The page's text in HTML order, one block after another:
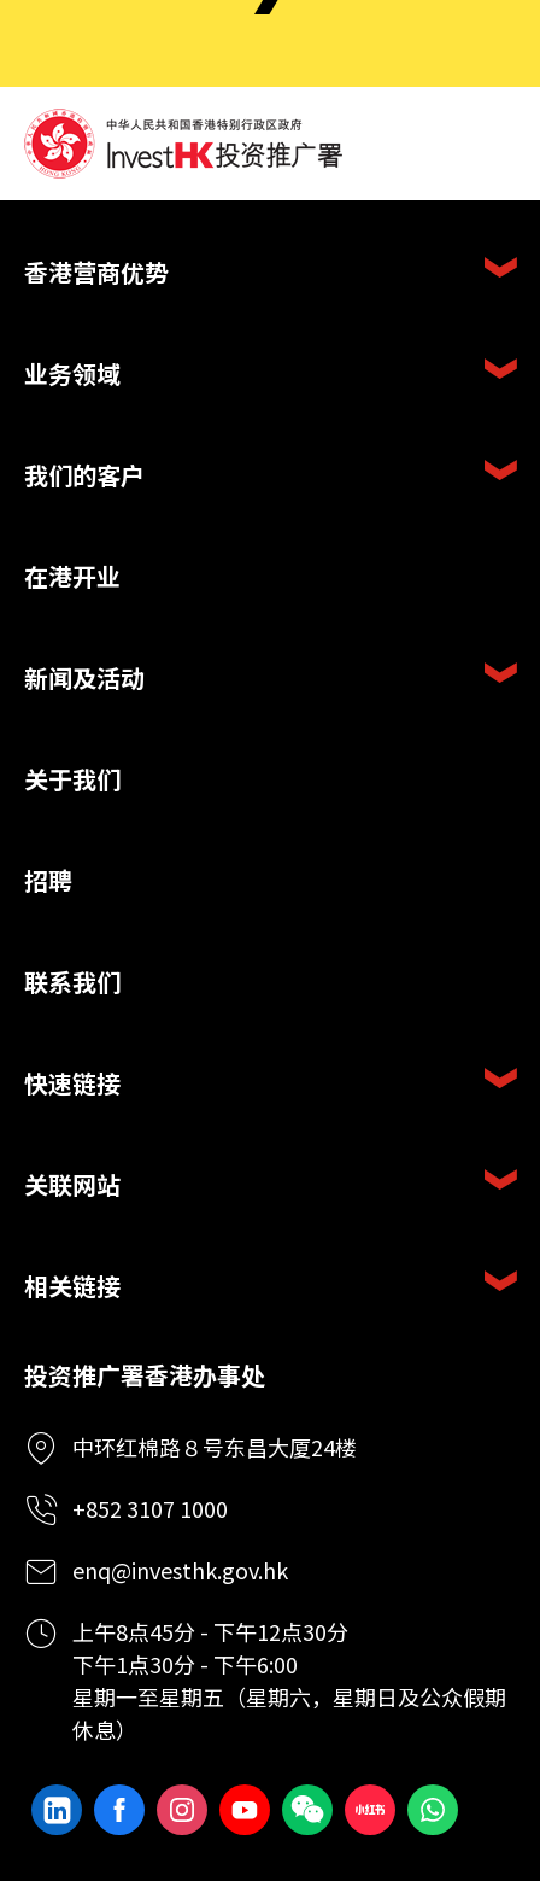
香港营商优势
业务领域
我们的客户
在港开业
新闻及活动
关于我们
招聘
联系我们
快速链接
关联网站
相关链接
投资推广署香港办事处
中环红棉路８号东昌大厦24楼
+852 3107 1000
enq@investhk.gov.hk
上午8点45分 - 下午12点30分
下午1点30分 - 下午6:00
星期一至星期五（星期六，星期日及公众假期
休息）